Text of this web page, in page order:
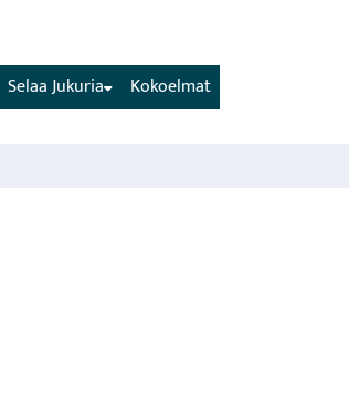
(current) Kokoelmat
Selaa Jukuria